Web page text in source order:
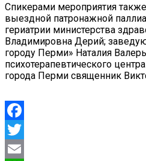
Спикерами мероприятия
выездной патронажной
гериатрии министерства
Владимировна Дерий;
городу Перми» Наталия
психотерапевтического
города Перми священник
Facebook
Twitter